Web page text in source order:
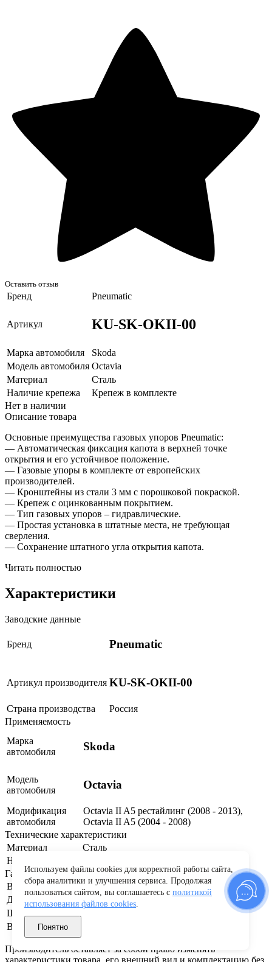
Оставить отзыв
Бренд Pneumatic
Артикул KU-SK-OKII-00
Марка автомобиля
Skoda
Модель автомобиля Octavia
Материал
Сталь
Наличие крепежа
Крепеж в комплекте
Нет в наличии
Описание товара
Основные преимущества газовых упоров Pneumatic:
— Автоматическая фиксация капота в верхней точке
открытия и его устойчивое положение.
— Газовые упоры в комплекте от европейских
производителей.
— Кронштейны из стали 3 мм с порошковой покраской.
— Крепеж с оцинкованным покрытием.
— Тип газовых упоров – гидравлические.
— Простая установка в штатные места, не требующая
сверления.
— Сохранение штатного угла открытия капота.
Читать полностью
Характеристики
Заводские данные
Бренд Pneumatic
Артикул производителя KU-SK-OKII-00
Страна производства
Россия
Применяемость
Марка
автомобиля
Skoda
Модель
автомобиля
Octavia
Модификация
автомобиля
Octavia II A5 рестайлинг (2008 - 2013),
Octavia II A5 (2004 - 2008)
Технические характеристики
Материал
Сталь
Наличие крепежа
Габариты и вес
Вес
1.1 кг
Длина
Ширина
Высота
0.4 см
Производитель оставляет за собой право изменять
характеристики товара, его внешний вид и комплектацию без
Используем файлы cookies для корректной работы сайта,
сбора аналитики и улучшения сервиса. Продолжая
пользоваться сайтом, вы соглашаетесь с политикой
использования файлов cookies.
Понятно